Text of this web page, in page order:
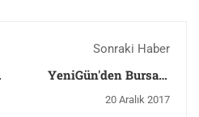
Sonraki Haber
YeniGün'den Bursa İl
Müdürlüğü Ziyareti
20 Aralık 2017